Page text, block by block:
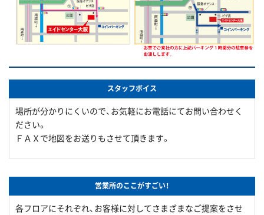
スタッフボイス
場所が分かりにくいので、お気軽にお電話にてお問い合わせく
ださい。
ＦＡＸで地図をお送りもさせて頂きます。
営業所のここがすごい！
各フロアにそれぞれ、お客様に対してさまざまなご提案をさせ